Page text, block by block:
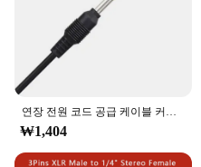
연장 전원 코드 공급 케이블 커넥터, USB A 수-DC 55*21 55*25 4*1.7 3.5*1.35 2.5*0.7mm 잭 플러그, 5V 3A 1M 2M 6FT
₩1,404